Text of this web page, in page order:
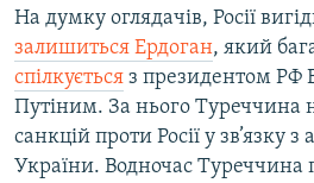
На думку оглядачів, Росії
залишиться Ердоган, який
спілкується з президентом РФ
Путіним. За нього Туреччина
санкцій проти Росії у зв’язку з
України. Водночас Туреччина